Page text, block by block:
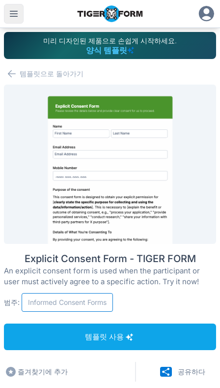
미리 디자인된 제품으로 손쉽게 시작하세요.
양식 템플릿
템플릿으로 돌아가기
Explicit Consent Form - TIGER FORM
An explicit consent form is used when the participant or
user must actively agree to a specific action. Try it now!
범주: Informed Consent Forms
템플릿 사용
즐겨찾기에 추가 공유하다